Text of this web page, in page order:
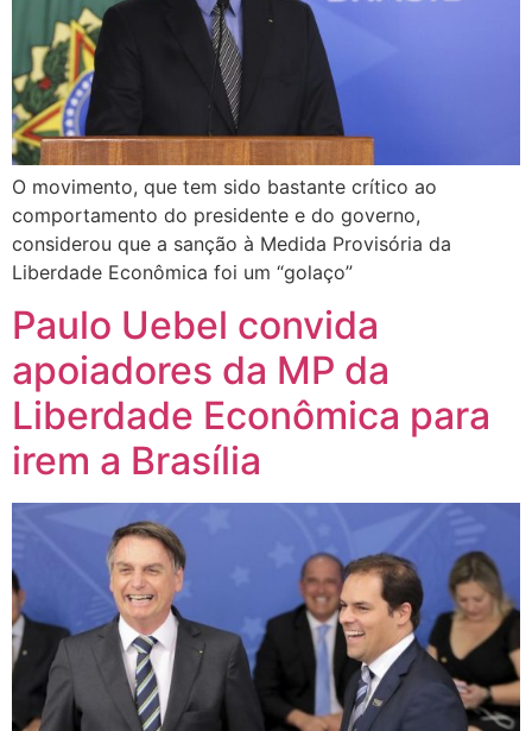
O movimento, que tem sido bastante crítico ao
comportamento do presidente e do governo,
considerou que a sanção à Medida Provisória da
Liberdade Econômica foi um “golaço”
Paulo Uebel convida
apoiadores da MP da
Liberdade Econômica para
irem a Brasília